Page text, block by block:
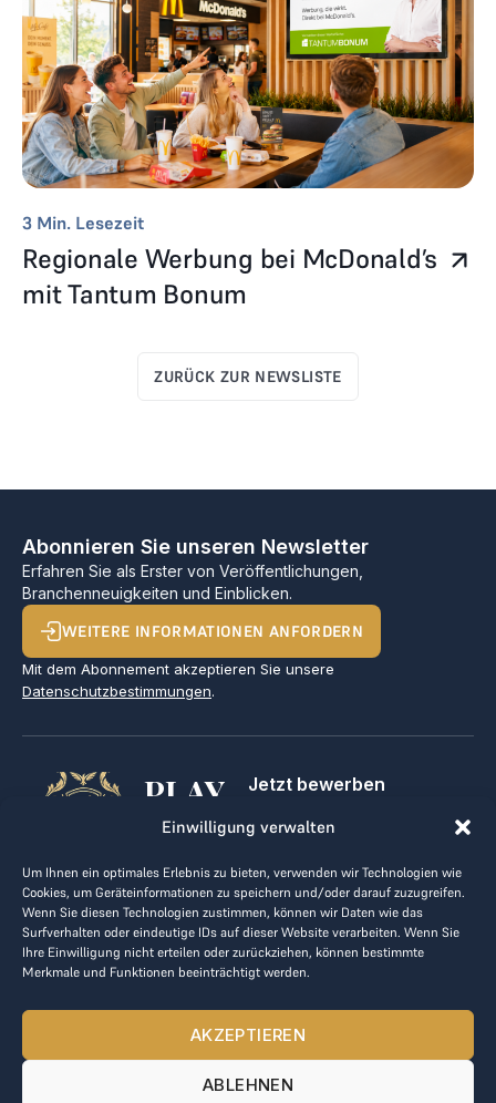
Einwilligung verwalten
Um Ihnen ein optimales Erlebnis zu bieten, verwenden wir Technologien wie
Cookies, um Geräteinformationen zu speichern und/oder darauf zuzugreifen.
Wenn Sie diesen Technologien zustimmen, können wir Daten wie das
Surfverhalten oder eindeutige IDs auf dieser Website verarbeiten. Wenn Sie
Ihre Einwilligung nicht erteilen oder zurückziehen, können bestimmte
Merkmale und Funktionen beeinträchtigt werden.
AKZEPTIEREN
ABLEHNEN
3 Min. Lesezeit
Regionale Werbung bei McDonald’s
mit Tantum Bonum
ZURÜCK ZUR NEWSLISTE
Abonnieren Sie unseren Newsletter
Erfahren Sie als Erster von Veröffentlichungen,
Branchenneuigkeiten und Einblicken.
WEITERE INFORMATIONEN ANFORDERN
Mit dem Abonnement akzeptieren Sie unsere
Datenschutzbestimmungen.
PLAY
GOLF,
MAKE
BUSINESS
Jetzt bewerben
Kontakt
AGB
Datenrichtlinie
kontakt@the-loge.com
Unser freundliches Team hilft Ihnen gerne weiter.
Mo-Fr von 8:00 bis 17:00 Uhr.